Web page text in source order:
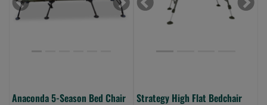
Chair
(Bild
Previous Next
Anaconda 5-Season Bed Chair
(BildPrevious Next
Strategy High Flat Bedchair